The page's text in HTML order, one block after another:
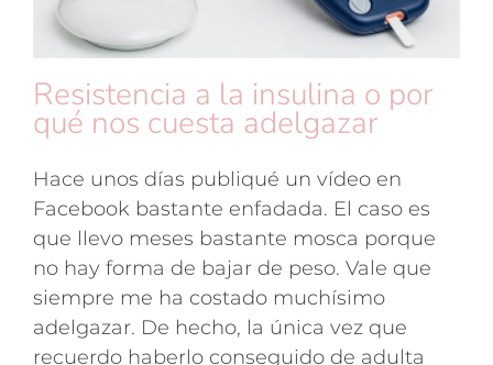
Resistencia a la insulina o por
qué nos cuesta adelgazar
Hace unos días publiqué un vídeo en
Facebook bastante enfadada. El caso es
que llevo meses bastante mosca porque
no hay forma de bajar de peso. Vale que
siempre me ha costado muchísimo
adelgazar. De hecho, la única vez que
recuerdo haberlo conseguido de adulta